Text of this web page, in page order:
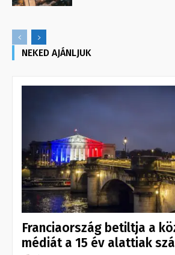
NEKED AJÁNLJUK
Franciaország betiltja a
médiát a 15 év alattiak